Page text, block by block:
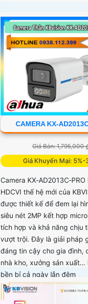
CAMERA KX-
Giá Bán: 1,795,000
Giá Khuyến Mại: 5%-
Camera KX‑AD2013C‑PRO
HDCVI thế hệ mới của
được thiết kế để đem lại
siêu nét 2MP kết hợp
tích hợp và khả năng chịu
vượt trội. Đây là giải pháp
đáng tin cậy cho gia đình,
nhà kho, xưởng sản xuất…
bền bỉ cả ngày lẫn đêm